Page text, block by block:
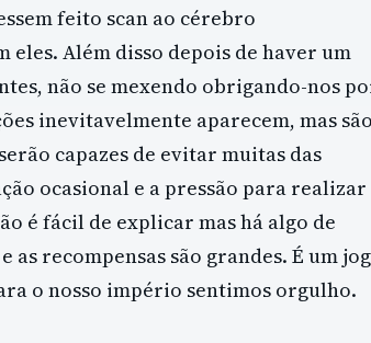
feito scan ao cérebro
Além disso depois de haver um
não se mexendo obrigando-nos
inevitavelmente aparecem, mas são
capazes de evitar muitas das
ocasional e a pressão para realizar
é fácil de explicar mas há algo de
recompensas são grandes. É um
o nosso império sentimos orgulho.